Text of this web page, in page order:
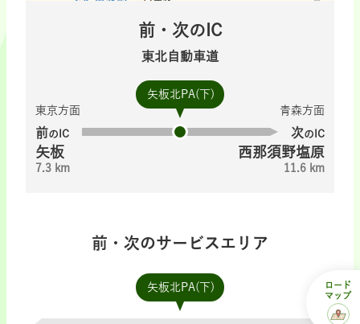
前・次のIC
東北自動車道
矢板北PA(下)
東京方面
前のIC
矢板
7.3 km
青森方面
次のIC
西那須野塩原
11.6 km
前・次のサービスエリア
矢板北PA(下)
ロード
マップ